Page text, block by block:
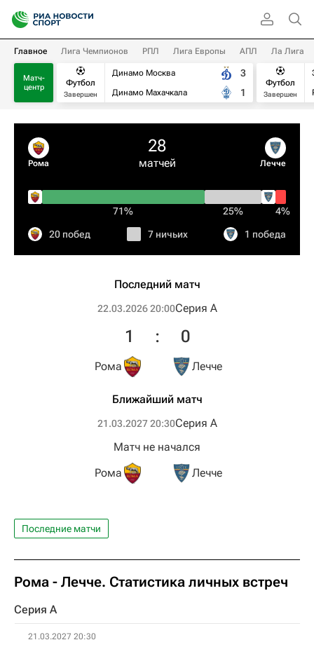
Главное Лига Чемпионов РПЛ Лига Европы АПЛ Ла Лига
Матч-
центр
Футбол
Завершен
Динамо Москва
Динамо Махачкала
3
1
Футбол
Завершен
Рома
28
матчей Лечче
71% 25% 4%
20 побед 7 ничьих 1 победа
Последний матч
22.03.2026 20:00Серия А
Рома
1 : 0
Лечче
Ближайший матч
21.03.2027 20:30Серия А
Рома
Матч не начался
Лечче
Последние матчи
Рома - Лечче. Статистика личных встреч
Серия А
21.03.2027 20:30